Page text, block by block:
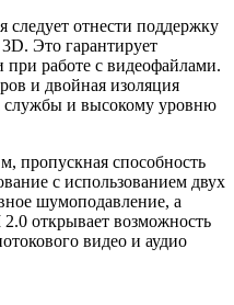
отнести поддержку
Это гарантирует
при работе с видеофайлами.
и двойная изоляция
службы и высокому уровню
пропускная способность
с использованием двух
шумоподавление, а
открывает возможность
видео и аудио